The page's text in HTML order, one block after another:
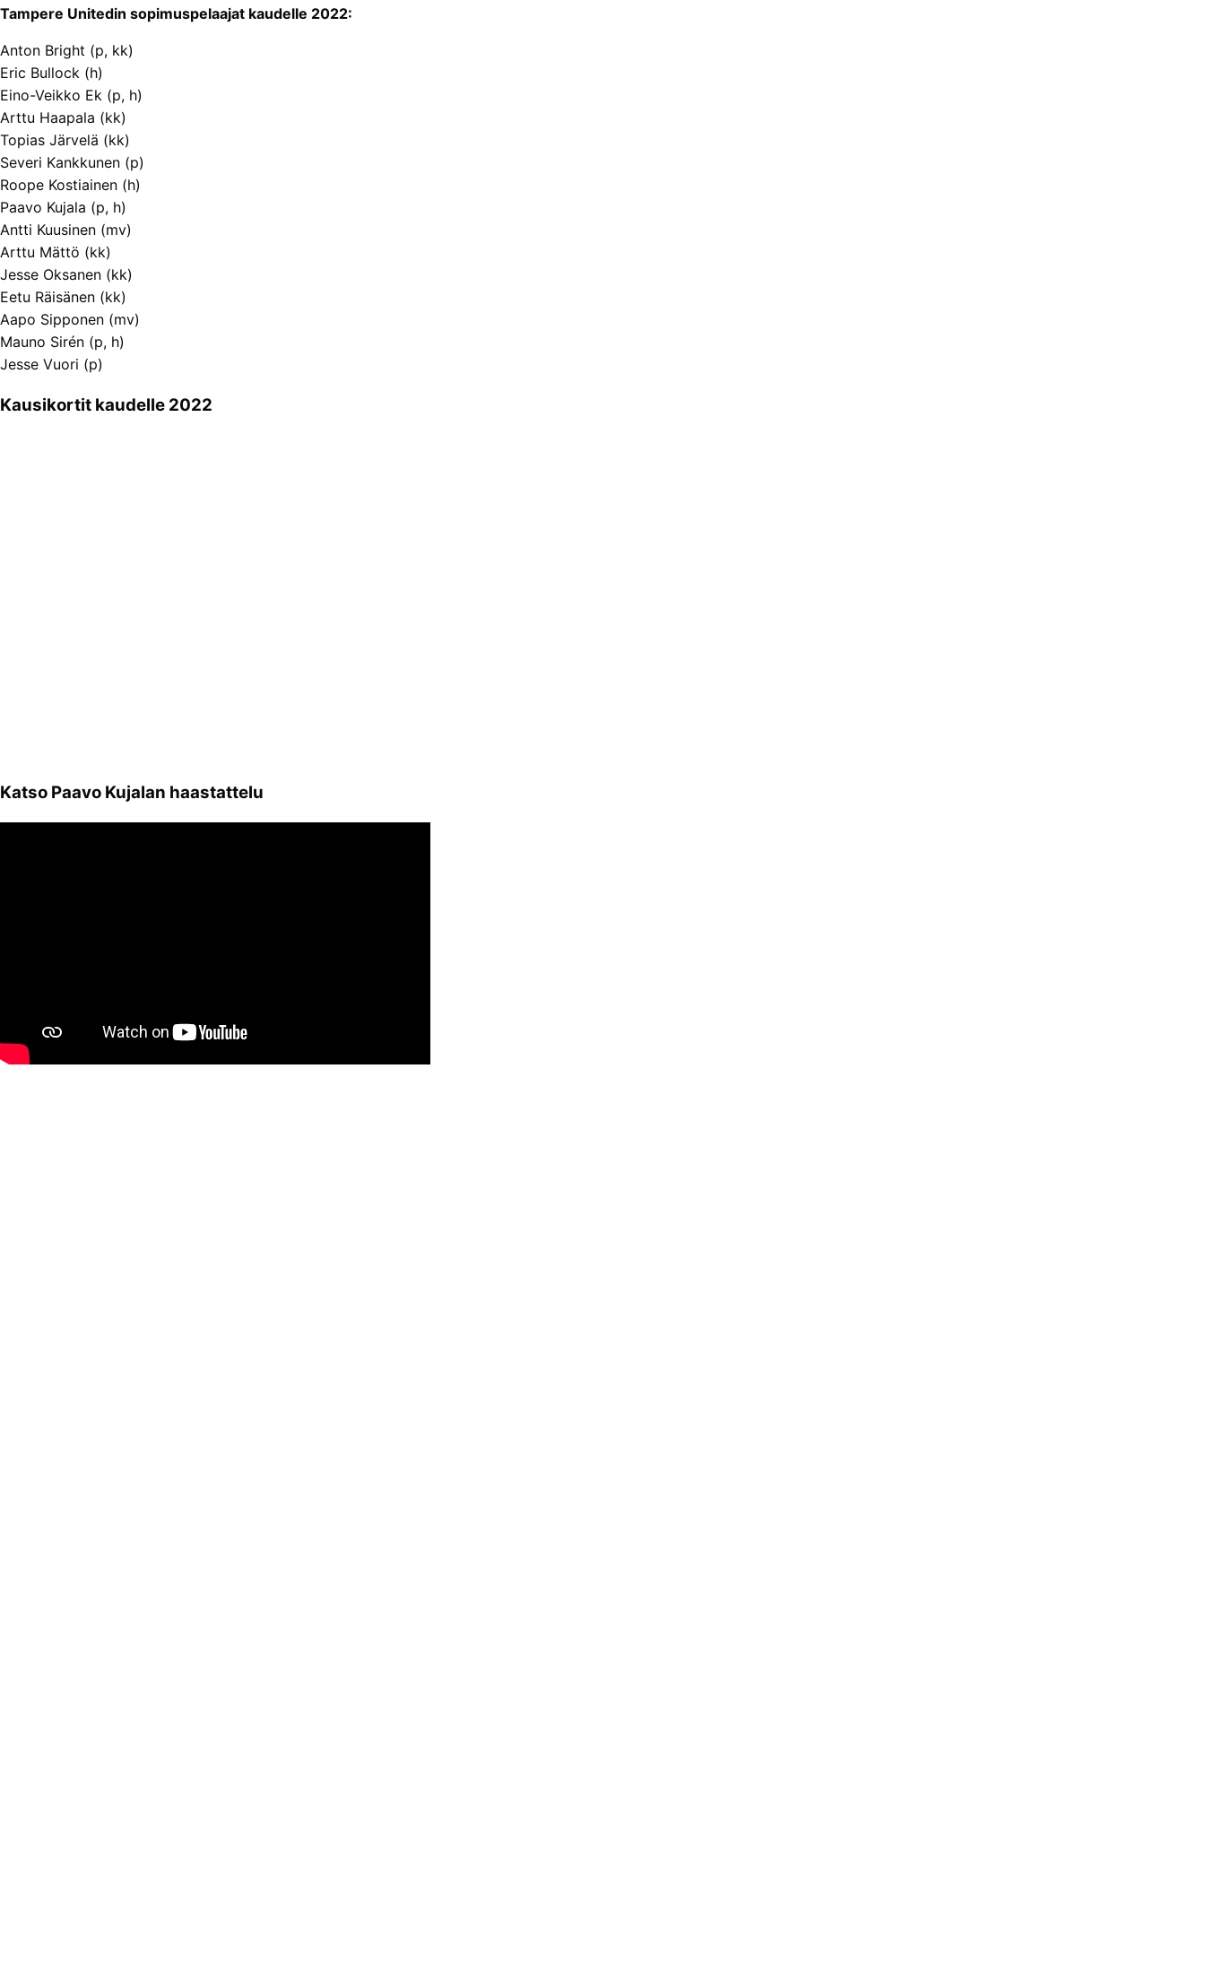
Tampere Unitedin sopimuspelaajat kaudelle 2022:
Anton Bright (p, kk)
Eric Bullock (h)
Eino-Veikko Ek (p, h)
Arttu Haapala (kk)
Topias Järvelä (kk)
Severi Kankkunen (p)
Roope Kostiainen (h)
Paavo Kujala (p, h)
Antti Kuusinen (mv)
Arttu Mättö (kk)
Jesse Oksanen (kk)
Eetu Räisänen (kk)
Aapo Sipponen (mv)
Mauno Sirén (p, h)
Jesse Vuori (p)
Kausikortit kaudelle 2022
Katso Paavo Kujalan haastattelu